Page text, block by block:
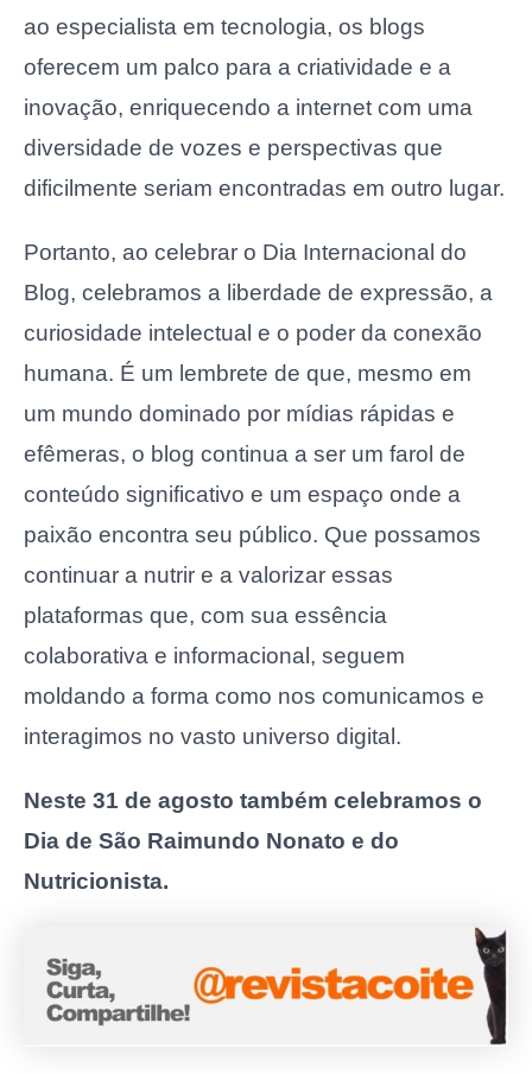
ao especialista em tecnologia, os blogs
oferecem um palco para a criatividade e a
inovação, enriquecendo a internet com uma
diversidade de vozes e perspectivas que
dificilmente seriam encontradas em outro lugar.
Portanto, ao celebrar o Dia Internacional do
Blog, celebramos a liberdade de expressão, a
curiosidade intelectual e o poder da conexão
humana. É um lembrete de que, mesmo em
um mundo dominado por mídias rápidas e
efêmeras, o blog continua a ser um farol de
conteúdo significativo e um espaço onde a
paixão encontra seu público. Que possamos
continuar a nutrir e a valorizar essas
plataformas que, com sua essência
colaborativa e informacional, seguem
moldando a forma como nos comunicamos e
interagimos no vasto universo digital.
Neste 31 de agosto também celebramos o
Dia de São Raimundo Nonato e do
Nutricionista.